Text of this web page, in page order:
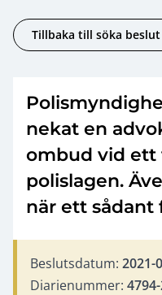
Tillbaka till söka beslut
nekat en
ombud vid ett
polislagen.
när ett sådant
Beslutsdatum: 2021-
Diarienummer: